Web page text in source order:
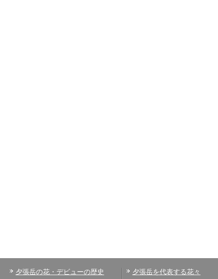
夕張岳の花・デビューの歴史 夕張岳を代表する花々